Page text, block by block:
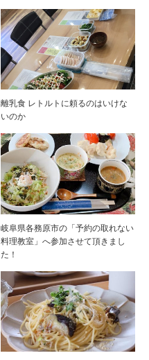
離乳食 レトルトに頼るのはいけな
いのか
岐阜県各務原市の「予約の取れない
料理教室」へ参加させて頂きまし
た！